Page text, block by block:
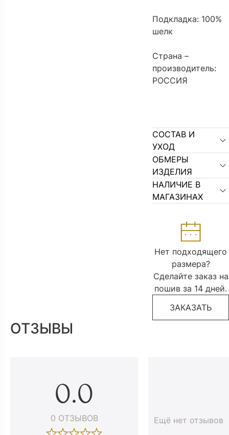
Подкладка: 100%
шелк
Страна –
производитель:
РОССИЯ
СОСТАВ И
УХОД
ОБМЕРЫ
ИЗДЕЛИЯ
НАЛИЧИЕ В
МАГАЗИНАХ
Нет подходящего
размера?
Сделайте заказ на
пошив за 14 дней.
ЗАКАЗАТЬ
ОТЗЫВЫ
0.0
0 ОТЗЫВОВ Ещё нет отзывов